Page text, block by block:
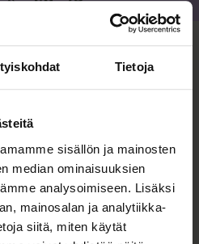
Tietoja
sisällön ja mainosten
median ominaisuuksien
analysoimiseen. Lisäksi
mainosalan ja analytiikka-
siitä, miten käytät